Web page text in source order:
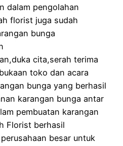
dalam pengolahan
florist juga sudah
bunga
cita,serah terima
toko dan acara
bunga yang berhasil
karangan bunga antar
pembuatan karangan
Florist berhasil
besar untuk